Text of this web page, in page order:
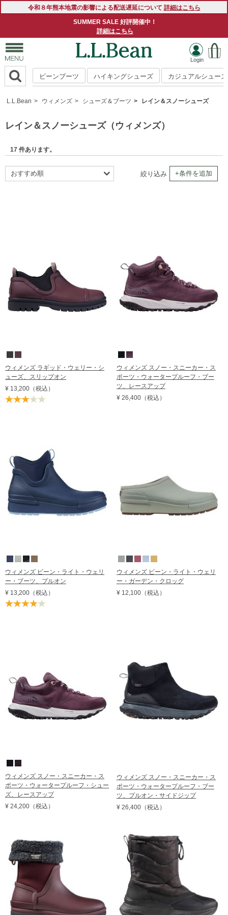
令和８年熊本地震の影響による配送遅延について 詳細はこちら
SUMMER SALE 好評開催中！
詳細はこちら
ビーンブーツ ハイキングシューズ カジュアルシューズ
L.L.Bean ウィメンズ シューズ＆ブーツ レイン＆スノーシューズ
レイン＆スノーシューズ（ウィメンズ）
17 件あります。
おすすめ順
在庫順
絞り込み +条件を追加
ウィメンズ ラギッド・ウェリー・シ
ューズ、スリップオン
¥ 13,200 （税込）
ウィメンズ スノー・スニーカー・ス
ポーツ・ウォータープルーフ・ブー
ツ、レースアップ
¥ 26,400（税込）
ウィメンズ ビーン・ライト・ウェリ
ー・ブーツ、プルオン
¥ 13,200 （税込）
ウィメンズ ビーン・ライト・ウェリ
ー・ガーデン・クロッグ
¥ 12,100（税込）
ウィメンズ スノー・スニーカー・ス
ポーツ・ウォータープルーフ・シュー
ズ、レースアップ
¥ 24,200 （税込）
ウィメンズ スノー・スニーカー・ス
ポーツ・ウォータープルーフ・ブー
ツ、プルオン・サイドジップ
¥ 26,400（税込）